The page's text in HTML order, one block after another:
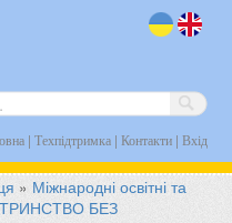
| Техпідтримка| Контакти| Вхід
» Міжнародні освітні та
БЕЗ